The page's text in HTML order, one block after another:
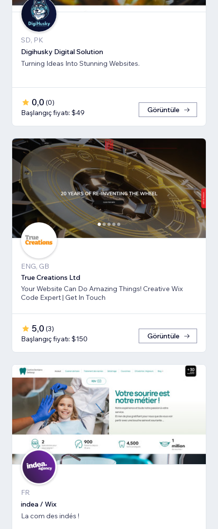
SD, PK
Digihusky Digital Solution
Turning Ideas Into Stunning Websites.
0,0 (0)
Başlangıç fiyatı: $49
Görüntüle
ENG, GB
True Creations Ltd
Your Website Can Do Amazing Things! Creative Wix
Code Expert | Get In Touch
5,0 (3)
Başlangıç fiyatı: $150
Görüntüle
FR
indea / Wix
La com des indés !